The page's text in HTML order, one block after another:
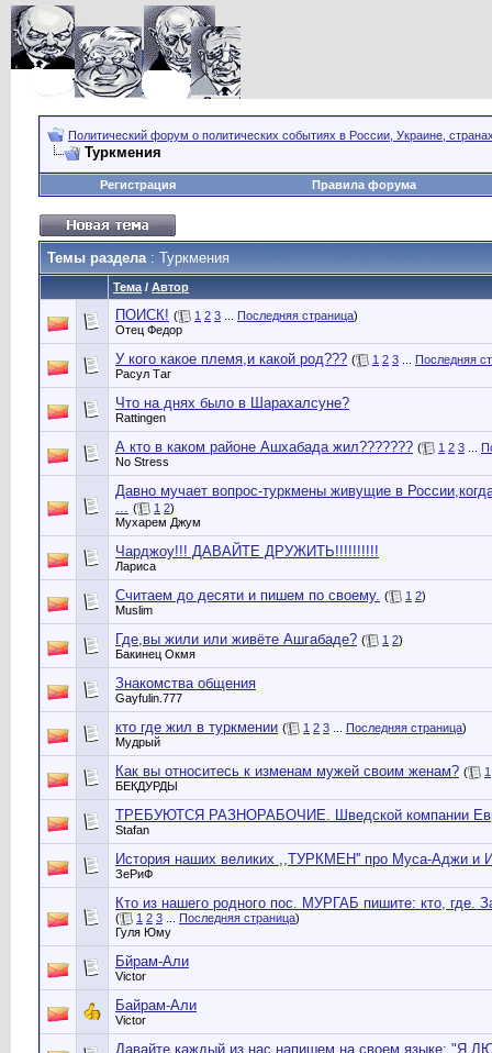
Политический форум о политических событиях в России, Украине,
Туркмения
Регистрация Правила форума
Темы раздела: Туркмения
Тема / Автор
ПОИСК! ( 1 2 3 Последняя страница)
Отец Федор
У кого какое племя,и какой род??? ( 1 2 3
Последняя
Расул Таг
Что на днях было в Шарахалсуне?
Rattingen
А кто в каком районе Ашхабада жил??????? ( 1 2 3
No Stress
Давно мучает вопрос-туркмены живущие в
... ( 1 2)
Мухарем Джум
Чарджоу!!! ДАВАЙТЕ ДРУЖИТЬ!!!!!!!!!!
Лариса
Считаем до десяти и пишем по своему. ( 1 2)
Muslim
Где,вы жили или живёте Ашгабаде? ( 1 2)
Бакинец Окмя
Знакомства общения
Gayfulin.777
кто где жил в туркмении ( 1 2 3 Последняя страница)
Мудрый
Как вы относитесь к изменам мужей своим женам? (
1
БЕКДУРДЫ
ТРЕБУЮТСЯ РАЗНОРАБОЧИЕ. Шведской компании
Stafan
История наших великих ,,ТУРКМЕН'' про Муса-Аджи и
ЗеРиФ
Кто из нашего родного пос. МУРГАБ пишите: кто, где.
( 1 2 3 Последняя страница)
Гуля Юму
Бйрам-Али
Victor
Байрам-Али
Victor
Давайте каждый из нас напишем на своем языке: "Я